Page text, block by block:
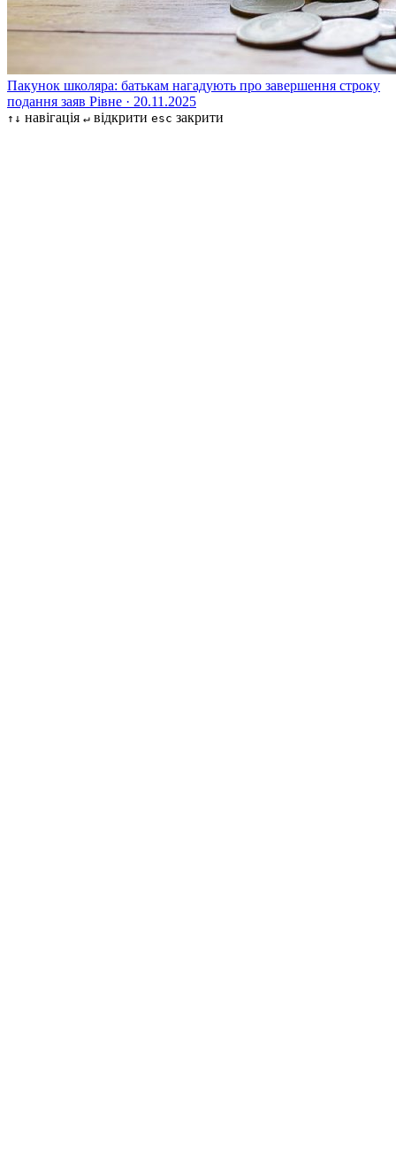
Пакунок школяра: батькам нагадують про завершення строку
подання заяв Рівне · 20.11.2025
↑↓ навігація ↵ відкрити esc закрити